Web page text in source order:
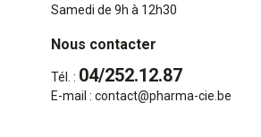
Samedi de 9h à 12h30
Nous contacter
Tél. : 04/252.12.87
E-mail : contact@pharma-cie.be